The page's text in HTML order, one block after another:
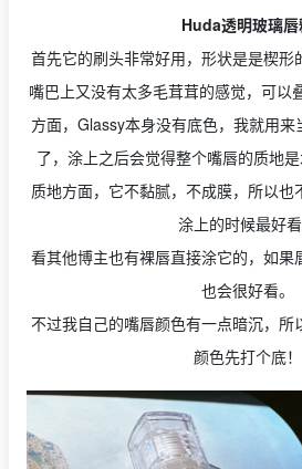
Huda透明玻璃唇
首先它的刷头非常好用，形状是是楔形
嘴巴上又没有太多毛茸茸的感觉，可以
方面，Glassy本身没有底色，我就用
了，涂上之后会觉得整个嘴唇的质地
质地方面，它不黏腻，不成膜，所以也
涂上的时候最好看
看其他博主也有裸唇直接涂它的，如果
也会很好看。
不过我自己的嘴唇颜色有一点暗沉，所
颜色先打个底！